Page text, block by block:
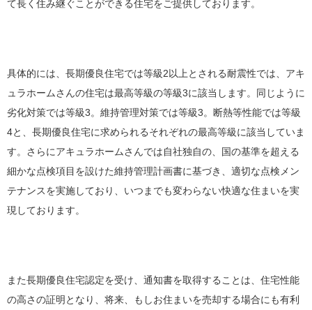
て長く住み継ぐことができる住宅をご提供しております。
具体的には、長期優良住宅では等級2以上とされる耐震性では、アキ
ュラホームさんの住宅は最高等級の等級3に該当します。同じように
劣化対策では等級3。維持管理対策では等級3。断熱等性能では等級
4と、長期優良住宅に求められるそれぞれの最高等級に該当していま
す。さらにアキュラホームさんでは自社独自の、国の基準を超える
細かな点検項目を設けた維持管理計画書に基づき、適切な点検メン
テナンスを実施しており、いつまでも変わらない快適な住まいを実
現しております。
また長期優良住宅認定を受け、通知書を取得することは、住宅性能
の高さの証明となり、将来、もしお住まいを売却する場合にも有利